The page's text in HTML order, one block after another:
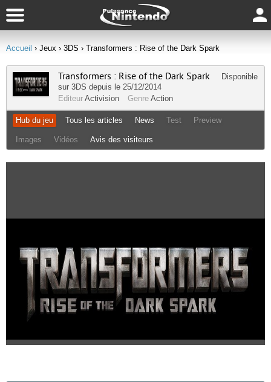
Accueil › Jeux › 3DS › Transformers : Rise of the Dark Spark
Transformers : Rise of the Dark Spark
Disponible
sur 3DS depuis le 25/12/2014
Editeur Activision Genre Action
Hub du jeu Tous les articles News Test Preview
Images Vidéos Avis des visiteurs